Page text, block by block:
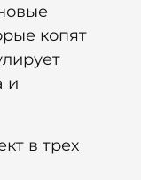
копят
и
в трех